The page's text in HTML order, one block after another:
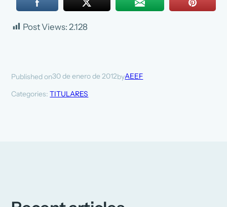
Post Views: 2.128
Published on30 de enero de 2012byAEEF
Categories:TITULARES